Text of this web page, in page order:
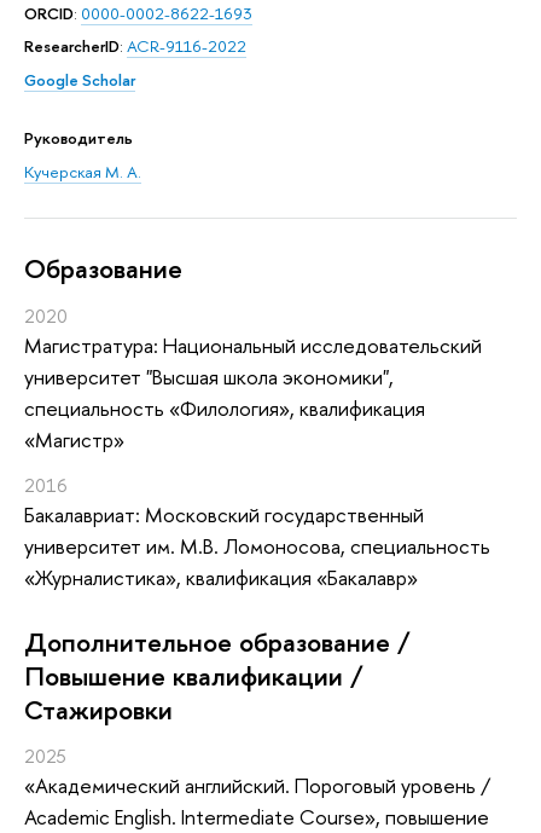
ORCID: 0000-0002-8622-1693
ResearcherID: ACR-9116-2022
Google Scholar
Руководитель
Кучерская М. А.
Oбразование
2020
Магистратура: Национальный исследовательский
университет "Высшая школа экономики",
специальность «Филология», квалификация
«Магистр»
2016
Бакалавриат: Московский государственный
университет им. М.В. Ломоносова, специальность
«Журналистика», квалификация «Бакалавр»
Дополнительное образование /
Повышение квалификации /
Стажировки
2025
«Академический английский. Пороговый уровень /
Academic English. Intermediate Course», повышение